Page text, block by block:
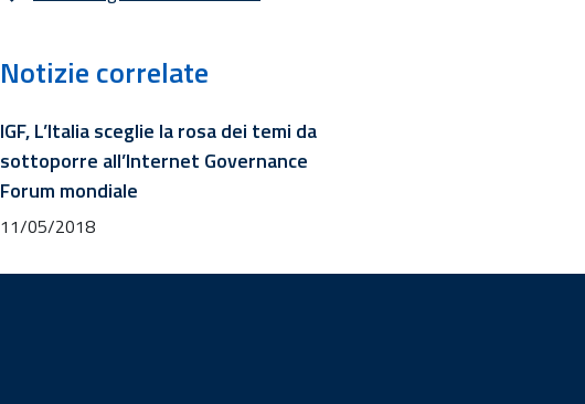
Notizie correlate
IGF, L’Italia sceglie la rosa dei temi da
sottoporre all’Internet Governance
Forum mondiale
11/05/2018